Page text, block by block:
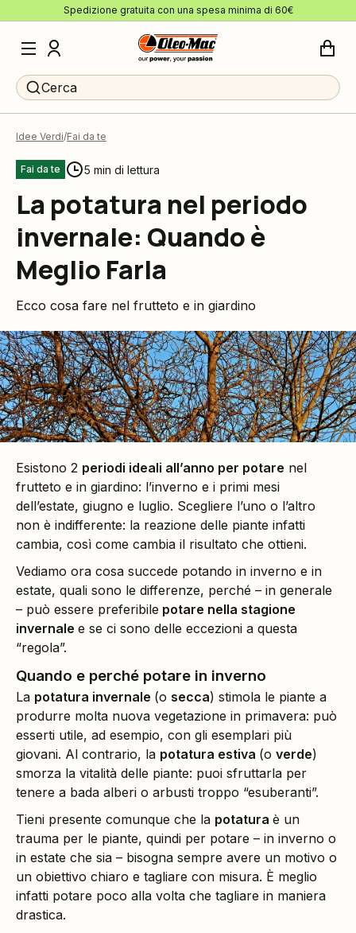
Spedizione gratuita con una spesa minima di 60€
Cerca
Idee Verdi Fai da te
Fai da te 5 min di lettura
La potatura nel periodo
invernale: Quando è
Meglio Farla
Ecco cosa fare nel frutteto e in giardino
Esistono 2 periodi ideali all’anno per potare nel
frutteto e in giardino: l’inverno e i primi mesi
dell’estate, giugno e luglio. Scegliere l’uno o l’altro
non è indifferente: la reazione delle piante infatti
cambia, così come cambia il risultato che ottieni.
Vediamo ora cosa succede potando in inverno e in
estate, quali sono le differenze, perché – in generale
– può essere preferibile potare nella stagione
invernale e se ci sono delle eccezioni a questa
“regola”.
Quando e perché potare in inverno
La potatura invernale (o secca) stimola le piante a
produrre molta nuova vegetazione in primavera: può
esserti utile, ad esempio, con gli esemplari più
giovani. Al contrario, la potatura estiva (o verde)
smorza la vitalità delle piante: puoi sfruttarla per
tenere a bada alberi o arbusti troppo “esuberanti”.
Tieni presente comunque che la potatura è un
trauma per le piante, quindi per potare – in inverno o
in estate che sia – bisogna sempre avere un motivo o
un obiettivo chiaro e tagliare con misura. È meglio
infatti potare poco alla volta che tagliare in maniera
drastica.